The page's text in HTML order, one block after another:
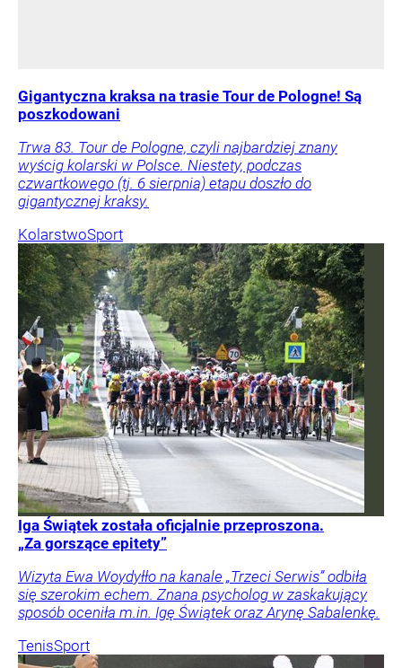
Gigantyczna kraksa na trasie Tour de Pologne! Są
poszkodowani
Trwa 83. Tour de Pologne, czyli najbardziej znany
wyścig kolarski w Polsce. Niestety, podczas
czwartkowego (tj. 6 sierpnia) etapu doszło do
gigantycznej kraksy.
KolarstwoSport
Iga Świątek została oficjalnie przeproszona.
„Za gorszące epitety”
Wizyta Ewa Woydyłło na kanale „Trzeci Serwis” odbiła
się szerokim echem. Znana psycholog w zaskakujący
sposób oceniła m.in. Igę Świątek oraz Arynę Sabalenkę.
TenisSport